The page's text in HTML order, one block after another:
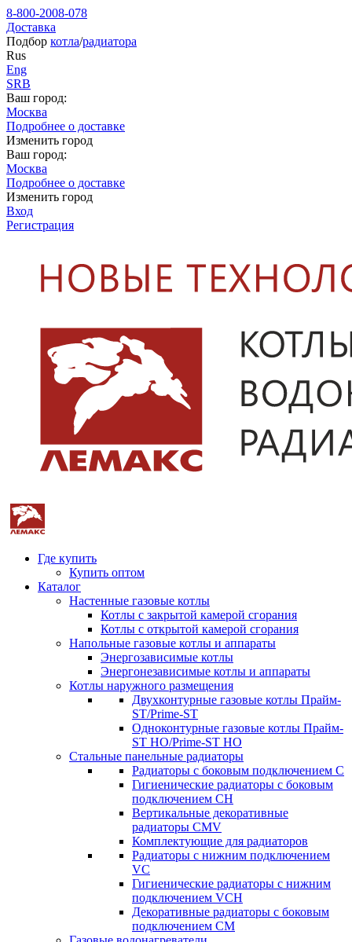
8-800-2008-078
Доставка
Подбор котла/радиатора
Rus
Eng
SRB
Ваш город:
Москва
Подробнее о доставке
Изменить город
Ваш город:
Москва
Подробнее о доставке
Изменить город
Вход
Регистрация
Где купить
Купить оптом
Каталог
Настенные газовые котлы
Котлы с закрытой камерой сгорания
Котлы с открытой камерой сгорания
Напольные газовые котлы и аппараты
Энергозависимые котлы
Энергонезависимые котлы и аппараты
Котлы наружного размещения
Двухконтурные газовые котлы Прайм-
ST/Prime-ST
Одноконтурные газовые котлы Прайм-
ST HO/Prime-ST HO
Стальные панельные радиаторы
Радиаторы c боковым подключением C
Гигиенические радиаторы c боковым
подключением CH
Вертикальные декоративные
радиаторы CMV
Комплектующие для радиаторов
Радиаторы c нижним подключением
VC
Гигиенические радиаторы c нижним
подключением VCH
Декоративные радиаторы с боковым
подключением CM